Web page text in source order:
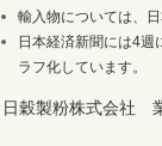
輸入物については、
日本経済新聞には4週
ラフ化しています。
日穀製粉株式会社